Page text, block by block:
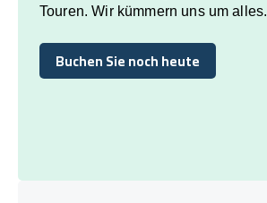
Touren. Wir kümmern uns um alles.
Buchen Sie noch heute
Buchen Sie noch heute